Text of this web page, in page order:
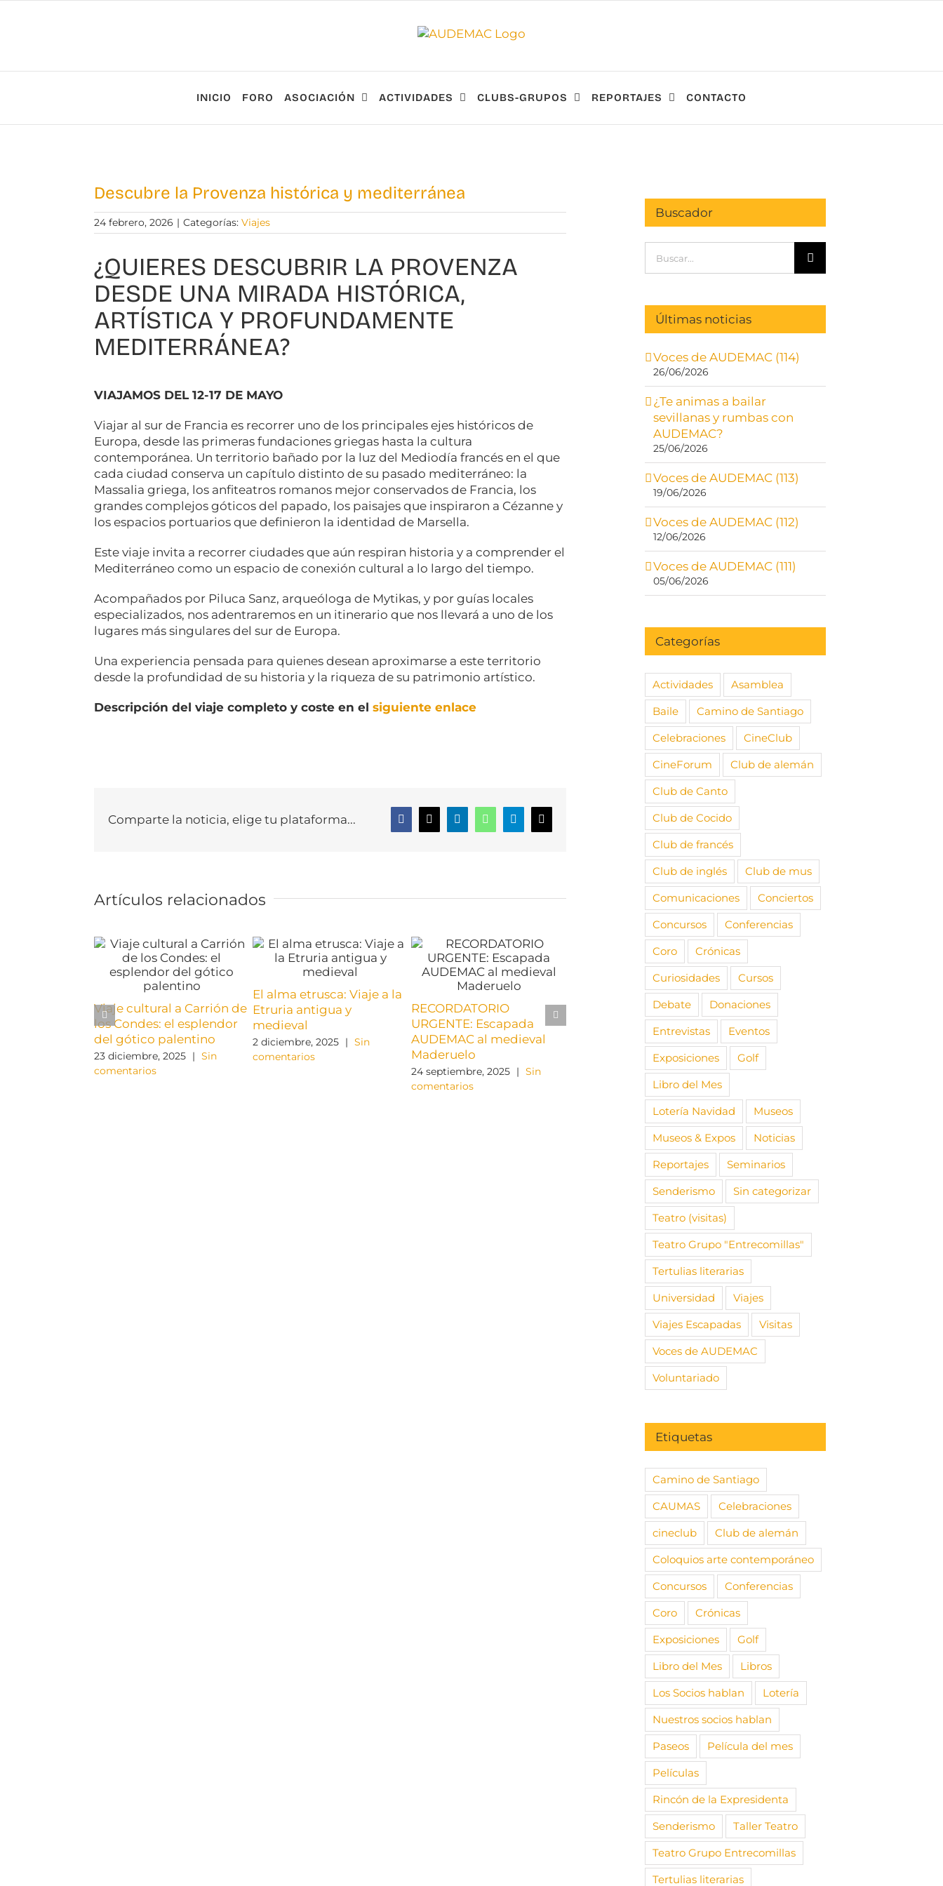
INICIO FORO ASOCIACIÓN ACTIVIDADES CLUBS-GRUPOS REPORTAJES CONTACTO
más
grande
Descubre la Provenza histórica y mediterránea
24 febrero, 2026 | Categorías:Viajes
¿QUIERES DESCUBRIR LA PROVENZA
DESDE UNA MIRADA HISTÓRICA,
ARTÍSTICA Y PROFUNDAMENTE
MEDITERRÁNEA?
VIAJAMOS DEL 12-17 DE MAYO
Viajar al sur de Francia es recorrer uno de los principales ejes históricos de
Europa, desde las primeras fundaciones griegas hasta la cultura
contemporánea. Un territorio bañado por la luz del Mediodía francés en el que
cada ciudad conserva un capítulo distinto de su pasado mediterráneo: la
Massalia griega, los anfiteatros romanos mejor conservados de Francia, los
grandes complejos góticos del papado, los paisajes que inspiraron a Cézanne y
los espacios portuarios que definieron la identidad de Marsella.
Este viaje invita a recorrer ciudades que aún respiran historia y a comprender el
Mediterráneo como un espacio de conexión cultural a lo largo del tiempo.
Acompañados por Piluca Sanz, arqueóloga de Mytikas, y por guías locales
especializados, nos adentraremos en un itinerario que nos llevará a uno de los
lugares más singulares del sur de Europa.
Una experiencia pensada para quienes desean aproximarse a este territorio
desde la profundidad de su historia y la riqueza de su patrimonio artístico.
Descripción del viaje completo y coste en elsiguiente enlace
Comparte la noticia, elige tu plataforma... Facebook
X LinkedInWhatsAppTelegramCorreo
electrónico
Artículos relacionados
Viaje cultural a Carrión de
los Condes: el esplendor
del gótico palentino
23 diciembre, 2025 | Sin
comentarios
El alma etrusca: Viaje a la
Etruria antigua y
medieval
2 diciembre, 2025 | Sin
comentarios
RECORDATORIO
URGENTE: Escapada
AUDEMAC al medieval
Maderuelo
24 septiembre, 2025 | Sin
comentarios
Escapada AUDEMAC al
medieval Maderuelo
18 septiembre, 2025 | Sin
¡Vuelven nuestras
queridas Edades del
Hombre!
16 septiembre, 2025
comentario
Buscador
Últimas noticias
Voces de AUDEMAC (114)
26/06/2026
¿Te animas a bailar
sevillanas y rumbas con
AUDEMAC?
25/06/2026
Voces de AUDEMAC (113)
19/06/2026
Voces de AUDEMAC (112)
12/06/2026
Voces de AUDEMAC (111)
05/06/2026
Categorías
Actividades
Asamblea
Baile
Camino de Santiago
Celebraciones
CineClub
CineForum
Club de alemán
Club de Canto
Club de Cocido
Club de francés
Club de inglés
Club de mus
Comunicaciones
Conciertos
Concursos
Conferencias
Coro
Crónicas
Curiosidades
Cursos
Debate
Donaciones
Entrevistas
Eventos
Exposiciones
Golf
Libro del Mes
Lotería Navidad
Museos
Museos & Expos
Noticias
Reportajes
Seminarios
Senderismo
Sin categorizar
Teatro (visitas)
Teatro Grupo "Entrecomillas"
Tertulias literarias
Universidad
Viajes
Viajes Escapadas
Visitas
Voces de AUDEMAC
Voluntariado
Etiquetas
Camino de Santiago
CAUMAS
Celebraciones
cineclub
Club de alemán
Coloquios arte contemporáneo
Concursos
Conferencias
Coro
Crónicas
Exposiciones
Golf
Libro del Mes
Libros
Los Socios hablan
Lotería
Nuestros socios hablan
Paseos
Película del mes
Películas
Rincón de la Expresidenta
Senderismo
Taller Teatro
Teatro Grupo Entrecomillas
Tertulias literarias